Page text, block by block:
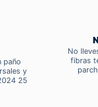
paño
y
25
No
fibras